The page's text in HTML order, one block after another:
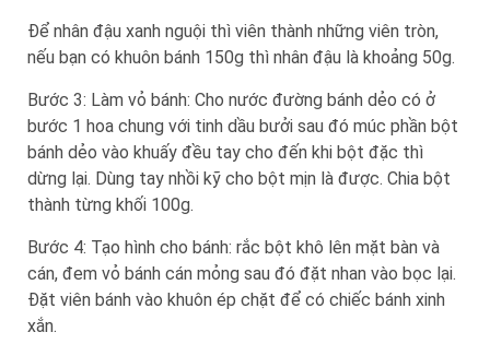
Để nhân đậu xanh nguội thì viên thành những viên tròn,
nếu bạn có khuôn bánh 150g thì nhân đậu là khoảng 50g.
Bước 3: Làm vỏ bánh: Cho nước đường bánh dẻo có ở
bước 1 hoa chung với tinh dầu bưởi sau đó múc phần bột
bánh dẻo vào khuấy đều tay cho đến khi bột đặc thì
dừng lại. Dùng tay nhồi kỹ cho bột mịn là được. Chia bột
thành từng khối 100g.
Bước 4: Tạo hình cho bánh: rắc bột khô lên mặt bàn và
cán, đem vỏ bánh cán mỏng sau đó đặt nhan vào bọc lại.
Đặt viên bánh vào khuôn ép chặt để có chiếc bánh xinh
xắn.